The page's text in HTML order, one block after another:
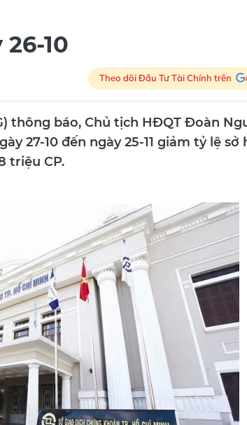
10
Theo dõi Đầu Tư Tài Chính trên
thông báo, Chủ tịch HĐQT Đoàn
27-10 đến ngày 25-11 giảm tỷ lệ sở
triệu CP.